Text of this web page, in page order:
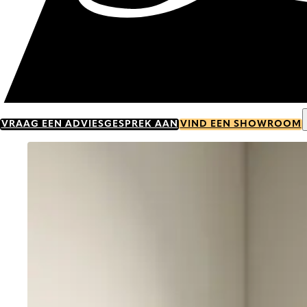
VRAAG EEN ADVIESGESPREK AAN VIND EEN SHOWROOM
Go to item 0